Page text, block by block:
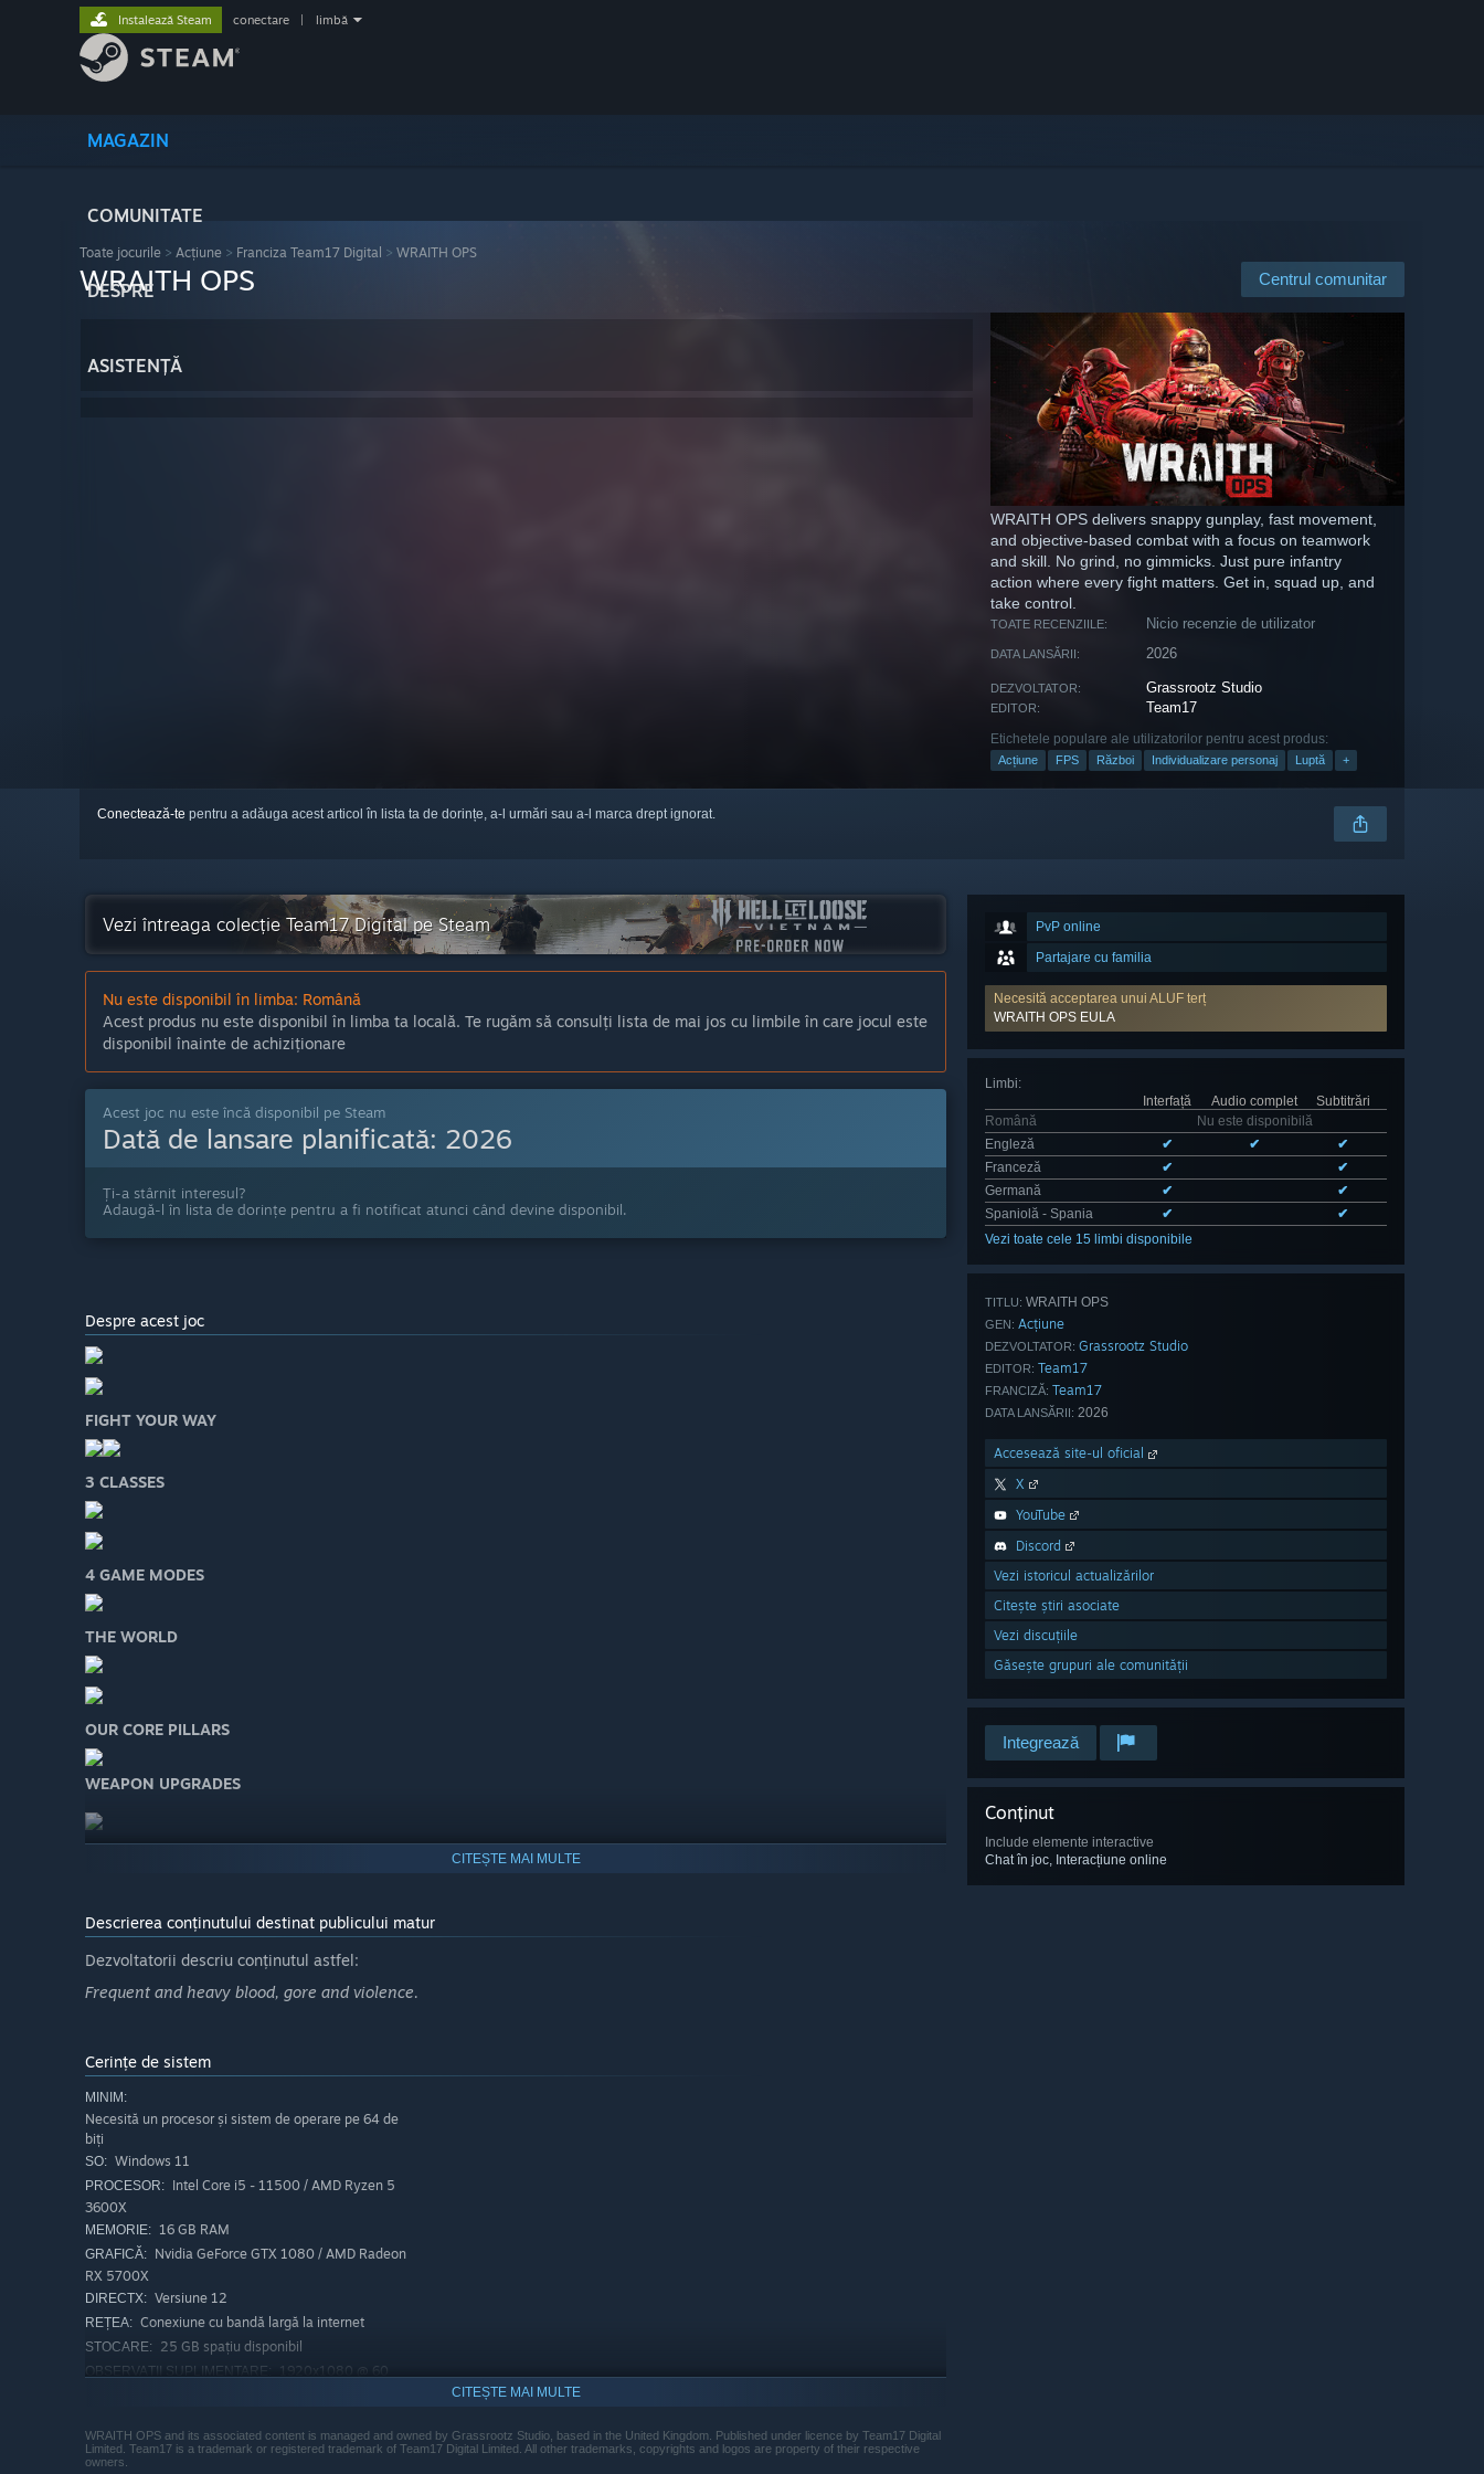
MAGAZIN
COMUNITATE
DESPRE
ASISTENȚĂ
Instalează Steam conectare limbă
Toate jocurile > Acțiune > Franciza Team17 Digital > WRAITH OPS
Centrul comunitar
WRAITH OPS
WRAITH OPS delivers snappy gunplay, fast movement,
and objective-based combat with a focus on teamwork
and skill. No grind, no gimmicks. Just pure infantry
action where every fight matters. Get in, squad up, and
take control.
TOATE RECENZIILE: Nicio recenzie de utilizator
DATA LANSĂRII: 2026
DEZVOLTATOR: Grassrootz Studio
EDITOR: Team17
Etichetele populare ale utilizatorilor pentru acest produs:
Acțiune FPS Război Individualizare personaj Luptă +
Conectează-te pentru a adăuga acest articol în lista ta de dorințe, a-l urmări sau a-l marca drept ignorat.
PvP online
Partajare cu familia
Necesită acceptarea unui ALUF terț
WRAITH OPS EULA
Limbi:
Interfață
Audio complet
Subtitrări
Română
Nu este disponibilă
Engleză
✔ ✔
✔
Franceză
✔
✔
Germană
✔
✔
Spaniolă - Spania
✔
✔
Vezi toate cele 15 limbi disponibile
TITLU: WRAITH OPS
GEN: Acțiune
DEZVOLTATOR: Grassrootz Studio
EDITOR: Team17
FRANCIZĂ: Team17
DATA LANSĂRII: 2026
Accesează site-ul oficial
X
YouTube
Discord
Vezi istoricul actualizărilor
Citește știri asociate
Vezi discuțiile
Găsește grupuri ale comunității
Integrează
Conținut
Include elemente interactive
Chat în joc, Interacțiune online
Vezi întreaga colecție Team17 Digital pe Steam
Nu este disponibil în limba: Română
Acest produs nu este disponibil în limba ta locală. Te rugăm să consulți lista de mai jos cu limbile în care jocul este
disponibil înainte de achiziționare
Acest joc nu este încă disponibil pe Steam
Dată de lansare planificată: 2026
Ți-a stârnit interesul?
Adaugă-l în lista de dorințe pentru a fi notificat atunci când devine disponibil.
Despre acest joc
FIGHT YOUR WAY
3 CLASSES
4 GAME MODES
THE WORLD
OUR CORE PILLARS
WEAPON UPGRADES
CITEȘTE MAI MULTE
Descrierea conținutului destinat publicului matur
Dezvoltatorii descriu conținutul astfel:
Frequent and heavy blood, gore and violence.
Cerințe de sistem
MINIM:
Necesită un procesor și sistem de operare pe 64 de
biți
SO: Windows 11
PROCESOR: Intel Core i5 - 11500 / AMD Ryzen 5
3600X
MEMORIE: 16 GB RAM
GRAFICĂ: Nvidia GeForce GTX 1080 / AMD Radeon
RX 5700X
DIRECTX: Versiune 12
REȚEA: Conexiune cu bandă largă la internet
STOCARE: 25 GB spațiu disponibil
OBSERVAȚII SUPLIMENTARE:
1920x1080 @ 60
Necesită un procesor și sistem de operare pe 64 de
biți
CITEȘTE MAI MULTE
WRAITH OPS and its associated content is managed and owned by Grassrootz Studio, based in the United Kingdom. Published under licence by Team17 Digital
Limited. Team17 is a trademark or registered trademark of Team17 Digital Limited. All other trademarks, copyrights and logos are property of their respective
owners.